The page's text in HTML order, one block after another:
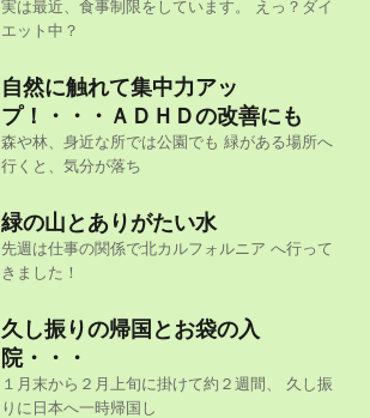
実は最近、食事制限をしています。 えっ？ダイ
エット中？
自然に触れて集中力アッ
プ！・・・ＡＤＨＤの改善にも
森や林、身近な所では公園でも 緑がある場所へ
行くと、気分が落ち
緑の山とありがたい水
先週は仕事の関係で北カルフォルニア へ行って
きました！
久し振りの帰国とお袋の入
院・・・
１月末から２月上旬に掛けて約２週間、 久し振
りに日本へ一時帰国し